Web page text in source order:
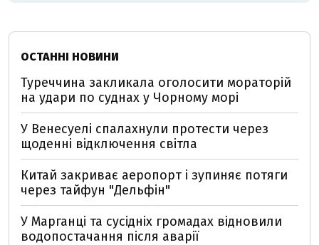
ОСТАННІ НОВИНИ
Туреччина закликала оголосити мораторій
на удари по суднах у Чорному морі
У Венесуелі спалахнули протести через
щоденні відключення світла
Китай закриває аеропорт і зупиняє потяги
через тайфун "Дельфін"
У Марганці та сусідніх громадах відновили
водопостачання після аварії